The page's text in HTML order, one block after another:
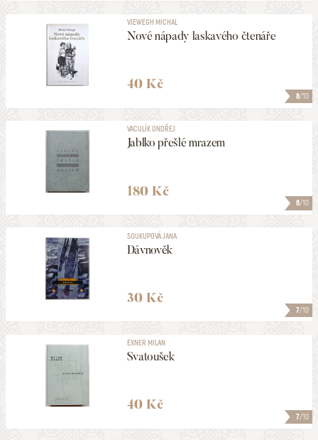
8/10
VIEWEGH MICHAL
Nové nápady laskavého čtenáře
40 Kč
8/10
VACULÍK ONDŘEJ
Jablko přešlé mrazem
180 Kč
7/10
SOUKUPOVÁ JANA
Dávnověk
30 Kč
7/10
EXNER MILAN
Svatoušek
40 Kč